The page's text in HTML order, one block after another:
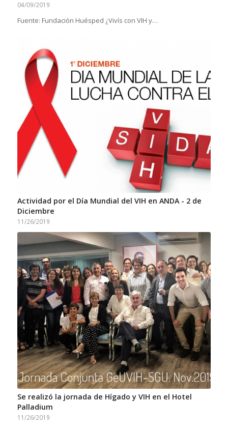
04/09/2019
Fuente: Fundación Huésped ¿Vivís con VIH y…
Actividad por el Día Mundial del VIH en ANDA - 2 de
Diciembre
11/26/2019
Se realizó la jornada de Hígado y VIH en el Hotel
Palladium
11/26/2019